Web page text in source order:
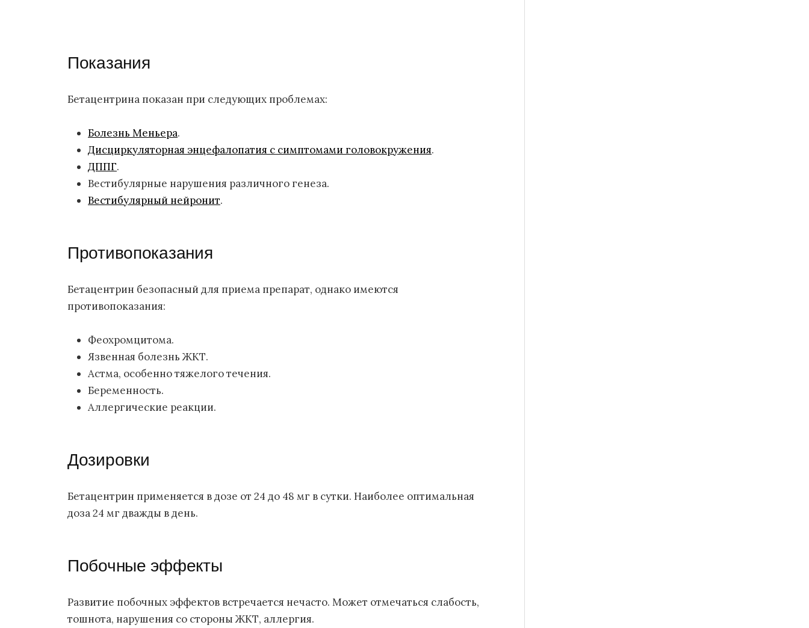
Показания
Бетацентрина показан при следующих проблемах:
Болезнь Меньера.
Дисциркуляторная энцефалопатия с симптомами головокружения.
ДППГ.
Вестибулярные нарушения различного генеза.
Вестибулярный нейронит.
Противопоказания
Бетацентрин безопасный для приема препарат, однако имеются
противопоказания:
Феохромцитома.
Язвенная болезнь ЖКТ.
Астма, особенно тяжелого течения.
Беременность.
Аллергические реакции.
Дозировки
Бетацентрин применяется в дозе от 24 до 48 мг в сутки. Наиболее оптимальная
доза 24 мг дважды в день.
Побочные эффекты
Развитие побочных эффектов встречается нечасто. Может отмечаться слабость,
тошнота, нарушения со стороны ЖКТ, аллергия.